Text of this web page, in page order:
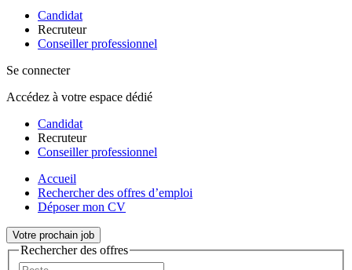
Candidat
Recruteur
Conseiller professionnel
Se connecter
Accédez à votre espace dédié
Candidat
Recruteur
Conseiller professionnel
Accueil
Rechercher des offres d’emploi
Déposer mon CV
Votre prochain job
Rechercher des offres